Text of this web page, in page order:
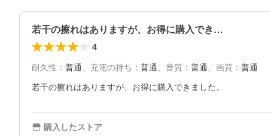
若干の擦れはありますが、お得に購入でき…
4
耐久性 ： 普通 、 充電の持ち ： 普通 、 音質 ： 普通 、 画質 ： 普通
若干の擦れはありますが、お得に購入できました。
購入したストア